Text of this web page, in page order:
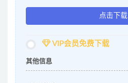
点击下载
VIP会员免费下载
其他信息